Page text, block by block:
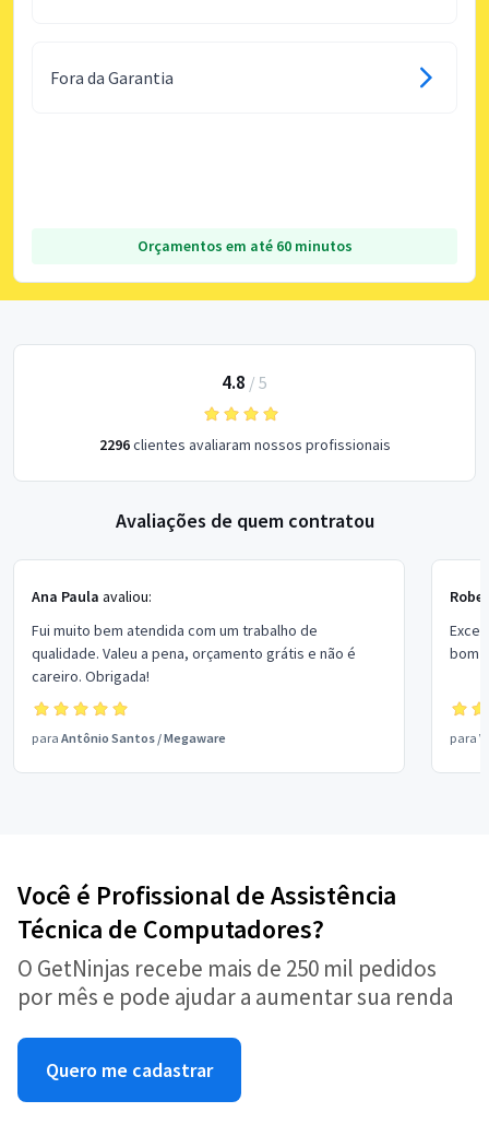
Fora da Garantia
Orçamentos em até 60 minutos
4.8 / 5
2296clientes avaliaram nossos profissionais
Avaliações de quem contratou
Ana Paula avaliou:
Fui muito bem atendida com um trabalho de
qualidade. Valeu a pena, orçamento grátis e não é
careiro. Obrigada!
para Antônio Santos /Megaware
bom
para
Você é Profissional de Assistência
Técnica de Computadores?
O GetNinjas recebe mais de 250 mil pedidos
por mês e pode ajudar a aumentar sua renda
Quero me cadastrar